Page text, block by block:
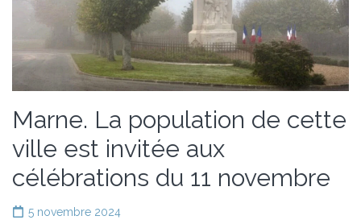
Marne. La population de cette
ville est invitée aux
célébrations du 11 novembre
5 novembre 2024